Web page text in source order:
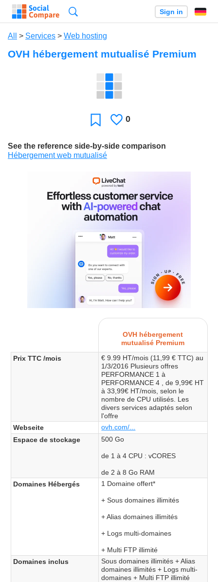
Sign in
All > Services > Web hosting
OVH hébergement mutualisé Premium
FavoriteLikes
0
See the reference side-by-side comparison
Hébergement web mutualisé
OVH hébergement
mutualisé Premium
Prix TTC /mois
€ 9.99 HT/mois (11,99 € TTC) au
1/3/2016 Plusieurs offres
PERFORMANCE 1 à
PERFORMANCE 4 , de 9,99€ HT
à 33,99€ HT/mois, selon le
nombre de CPU utilisés. Les
divers services adaptés selon
l'offre
Webseite
ovh.com/...
Espace de stockage
500 Go
de 1 à 4 CPU : vCORES
de 2 à 8 Go RAM
Domaines Hébergés
1 Domaine offert*
+ Sous domaines illimités
+ Alias domaines illimités
+ Logs multi-domaines
+ Multi FTP illimité
Domaines inclus
Sous domaines illimités + Alias
domaines illimités + Logs multi-
domaines + Multi FTP illimité